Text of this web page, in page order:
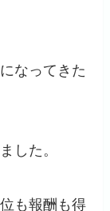
なってきた
した。
も報酬も得